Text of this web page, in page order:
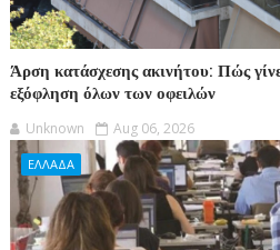
Άρση κατάσχεσης ακινήτου: Πώς
εξόφληση όλων των οφειλών
Unknown Aug 06, 2026
ΕΛΛΑΔΑ